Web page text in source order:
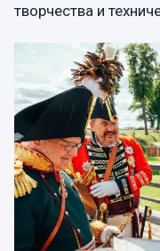
творчества и